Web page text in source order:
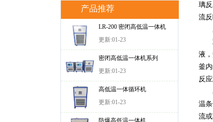
产品推荐
LR-200 密闭高低温一体机
更新:01-23
密闭高低温一体机系列
更新:01-23
高低温一体循环机
更新:01-23
防爆高低温一体机
璃
流反
三
双
液
釜
反
单
温
流